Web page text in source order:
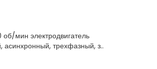
об/мин электродвигатель
трехфазный, з..